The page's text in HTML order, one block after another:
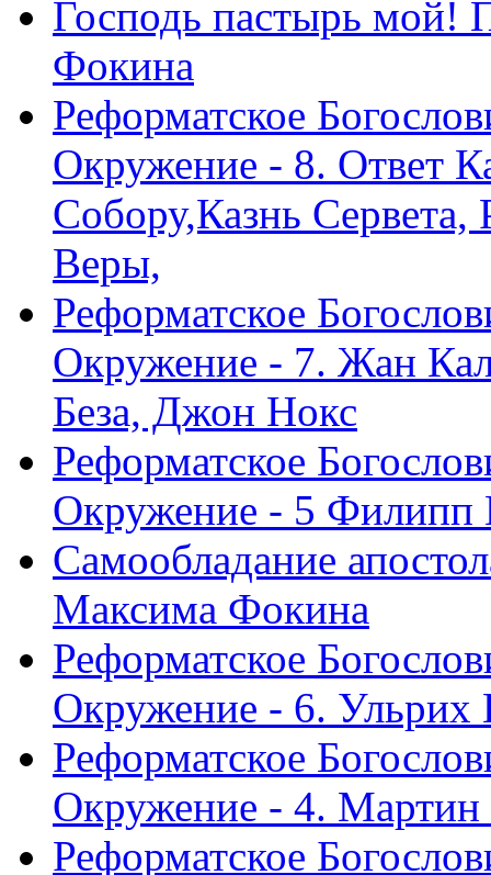
Господь пастырь мой!
Фокина
Реформатское
Окружение - 8. Ответ
Собору,Казнь Сервета,
Веры,
Реформатское
Окружение - 7. Жан
Беза, Джон Нокс
Реформатское
Окружение - 5 Филипп
Самообладание
Максима Фокина
Реформатское
Окружение - 6. Ульрих
Реформатское
Окружение - 4.
Реформатское